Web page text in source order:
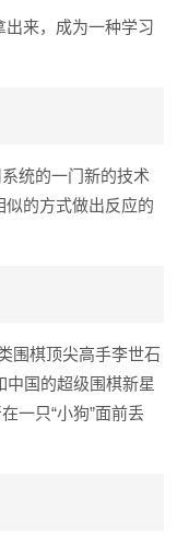
来，成为一种学习
统的一门新的技术
的方式做出反应的
围棋顶尖高手李世石
中国的超级围棋新星
一只“小狗”面前丢